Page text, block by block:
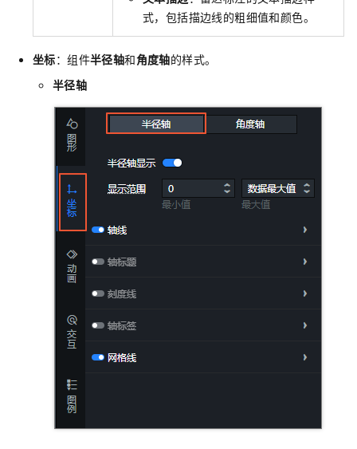
式，包括描边线的粗细值和颜色。
坐标：组件半径轴和角度轴的样式。
半径轴